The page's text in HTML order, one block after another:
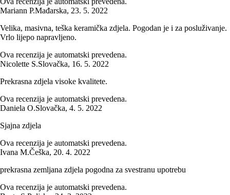
Mariann P.Mađarska, 23. 5. 2022
Velika, masivna, teška keramička zdjela. Pogodan je i za posluživanje.
Vrlo lijepo napravljeno.
Ova recenzija je automatski prevedena.
Nicolette S.Slovačka, 16. 5. 2022
Prekrasna zdjela visoke kvalitete.
Ova recenzija je automatski prevedena.
Daniela O.Slovačka, 4. 5. 2022
Sjajna zdjela
Ova recenzija je automatski prevedena.
Ivana M.Češka, 20. 4. 2022
prekrasna zemljana zdjela pogodna za svestranu upotrebu
Ova recenzija je automatski prevedena.